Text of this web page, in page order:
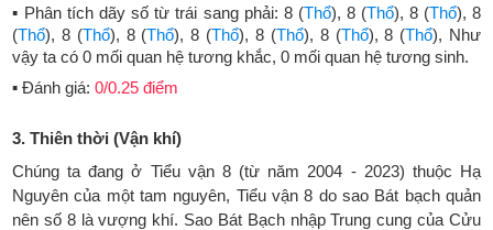
▪ Phân tích dãy số từ trái sang phải: 8 (Thổ), 8 (Thổ), 8 (Thổ), 8
(Thổ), 8 (Thổ), 8 (Thổ), 8 (Thổ), 8 (Thổ), 8 (Thổ), 8 (Thổ), Như
vậy ta có 0 mối quan hệ tương khắc, 0 mối quan hệ tương sinh.
▪ Đánh giá: 0/0.25 điểm
3. Thiên thời (Vận khí)
Chúng ta đang ở Tiểu vận 8 (từ năm 2004 - 2023) thuộc Hạ
Nguyên của một tam nguyên, Tiểu vận 8 do sao Bát bạch quản
nên số 8 là vượng khí. Sao Bát Bạch nhập Trung cung của Cửu